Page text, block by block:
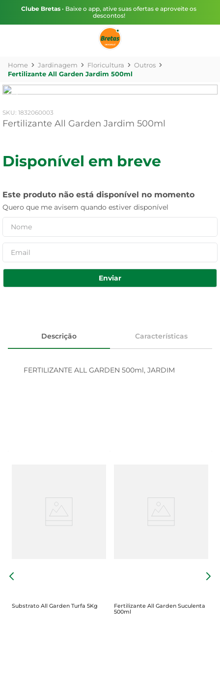
Clube Bretas • Baixe o app, ative suas ofertas e aproveite os
descontos!
Jardinagem Floricultura
Outros
Fertilizante All Garden Jardim 500ml
: 1832060003
Fertilizante All Garden Jardim 500ml
Disponível em breve
Este produto não está disponível no momento
Quero que me avisem quando estiver disponível
Enviar
Descrição Características
FERTILIZANTE ALL GARDEN 500ml, JARDIM
Substrato All Garden Turfa 5Kg
Fertilizante All Garden Suculenta
500ml